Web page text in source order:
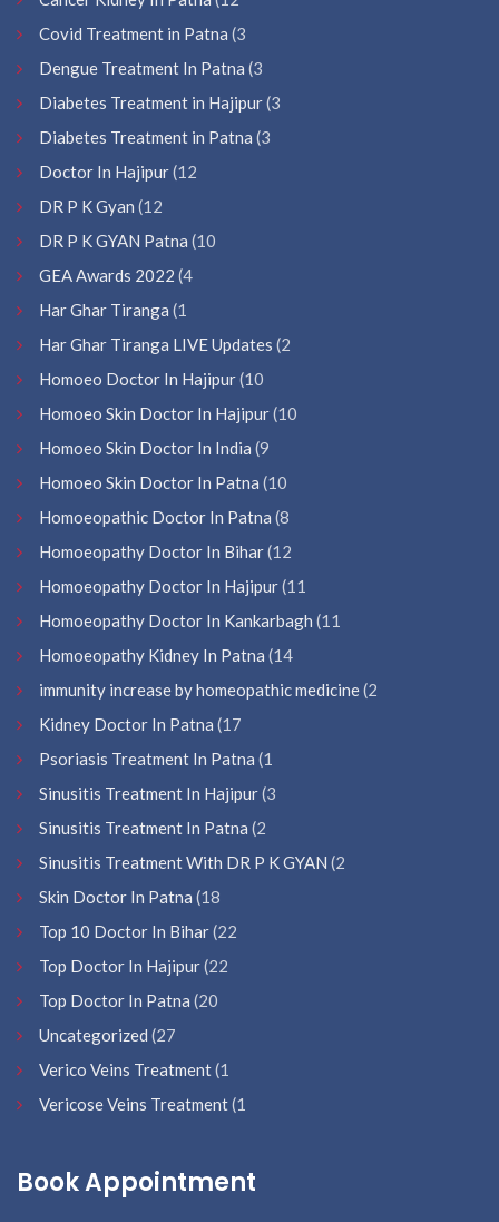
Covid Treatment in Patna (3
Dengue Treatment In Patna (3
Diabetes Treatment in Hajipur(3
Diabetes Treatment in Patna (3
Doctor In Hajipur(12
DR P K Gyan (12
DR P K GYAN Patna (10
GEA Awards 2022 (4
Har Ghar Tiranga (1
Har Ghar Tiranga LIVE Updates (2
Homoeo Doctor In Hajipur(10
Homoeo Skin Doctor In Hajipur(10
Homoeo Skin Doctor In India (9
Homoeo Skin Doctor In Patna (10
Homoeopathic Doctor In Patna (8
Homoeopathy Doctor In Bihar(12
Homoeopathy Doctor In Hajipur(11
Homoeopathy Doctor In Kankarbagh (11
Homoeopathy Kidney In Patna (14
immunity increase by homeopathic medicine(2
Kidney Doctor In Patna (17
Psoriasis Treatment In Patna (1
Sinusitis Treatment In Hajipur(3
Sinusitis Treatment In Patna (2
Sinusitis Treatment With DR P K GYAN (2
Skin Doctor In Patna (18
Top 10 Doctor In Bihar(22
Top Doctor In Hajipur(22
Top Doctor In Patna (20
Uncategorized (27
Verico Veins Treatment(1
Vericose Veins Treatment(1
Book Appointment